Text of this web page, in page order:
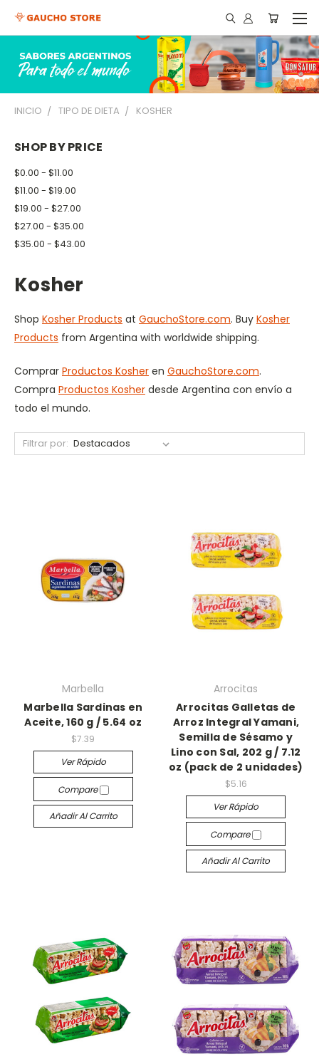
INICIO TIPO DE DIETA KOSHER
SHOP BY PRICE
$0.00 - $11.00
$11.00 - $19.00
$19.00 - $27.00
$27.00 - $35.00
$35.00 - $43.00
Kosher
Shop Kosher Products at GauchoStore.com. Buy Kosher
Products from Argentina with worldwide shipping.
Comprar Productos Kosher en GauchoStore.com.
Compra Productos Kosher desde Argentina con envío a
todo el mundo.
Filtrar por:
Marbella
Marbella Sardinas en
Aceite, 160 g / 5.64 oz
$7.39
Ver Rápido
Compare
Añadir Al Carrito
Arrocitas
Arrocitas Galletas de
Arroz Integral Yamani,
Semilla de Sésamo y
Lino con Sal, 202 g / 7.12
oz (pack de 2 unidades)
$5.16
Ver Rápido
Compare
Añadir Al Carrito